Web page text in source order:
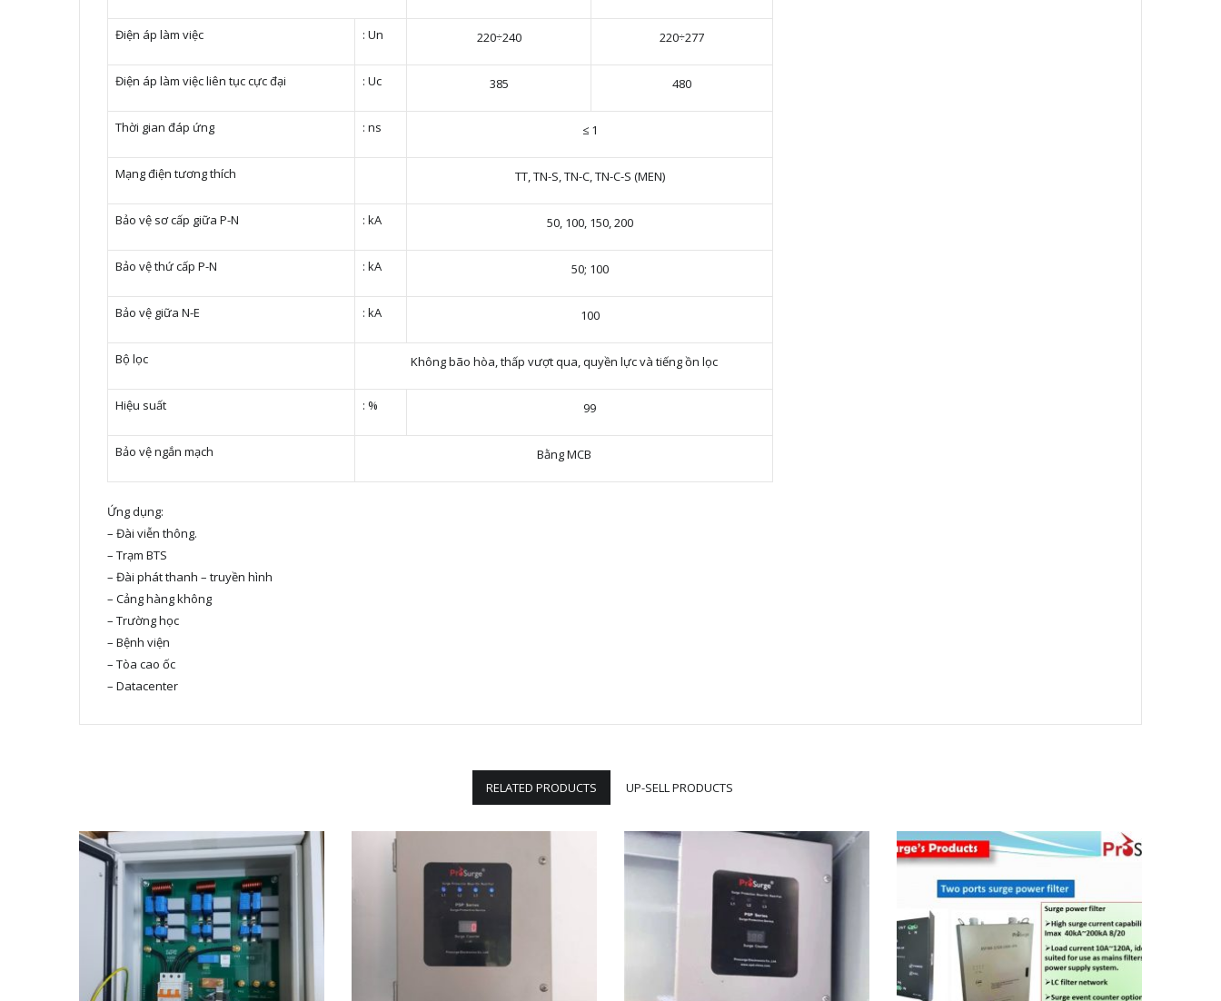
Điện áp làm việc : Un 220÷240 220÷277
Điện áp làm việc liên tục cực đại : Uc 385 480
Thời gian đáp ứng : ns ≤ 1
Mạng điện tương thích TT, TN-S, TN-C, TN-C-S (MEN)
Bảo vệ sơ cấp giữa P-N : kA 50, 100, 150, 200
Bảo vệ thứ cấp P-N : kA 50; 100
Bảo vệ giữa N-E : kA 100
Bộ lọc Không bão hòa, thấp vượt qua, quyền lực và tiếng ồn lọc
Hiệu suất : % 99
Bảo vệ ngắn mạch Bằng MCB
Ứng dụng:
– Đài viễn thông.
– Trạm BTS
– Đài phát thanh – truyền hình
– Cảng hàng không
– Trường học
– Bệnh viện
– Tòa cao ốc
– Datacenter
RELATED PRODUCTS UP-SELL PRODUCTS